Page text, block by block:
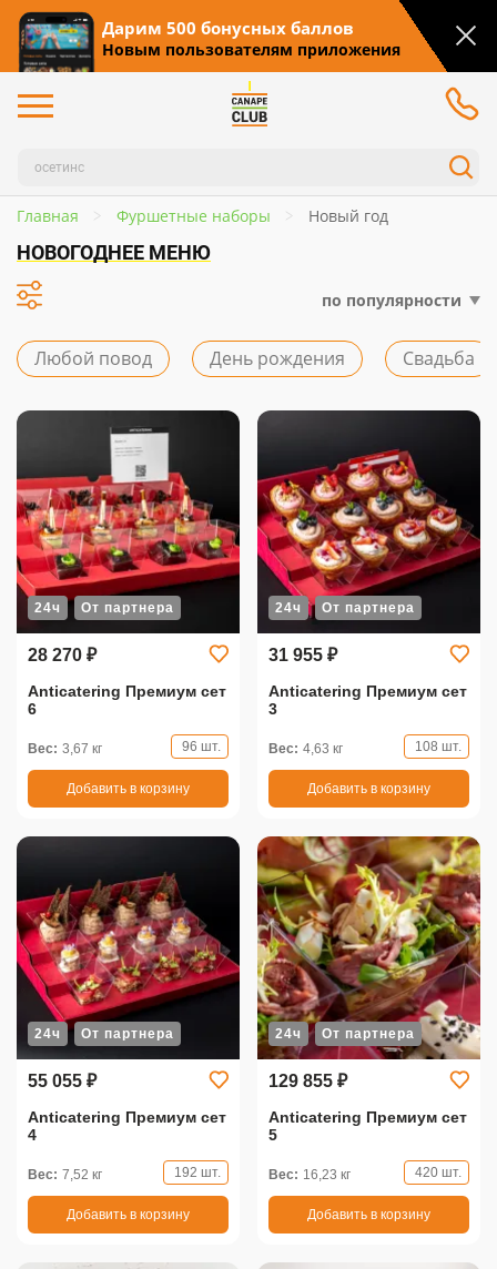
Дарим 500 бонусных баллов
Новым пользователям приложения
Главная Фуршетные наборы Новый год
НОВОГОДНЕЕ МЕНЮ
по популярности
Любой повод День рождения Свадьба
24ч От партнера
28 270 ₽
Anticatering Премиум сет
6
Вес: 3,67 кг 96 шт.
Добавить в корзину
24ч От партнера
31 955 ₽
Anticatering Премиум сет
3
Вес: 4,63 кг 108 шт.
Добавить в корзину
24ч От партнера
55 055 ₽
Anticatering Премиум сет
4
Вес: 7,52 кг 192 шт.
Добавить в корзину
24ч От партнера
129 855 ₽
Anticatering Премиум сет
5
Вес: 16,23 кг 420 шт.
Добавить в корзину